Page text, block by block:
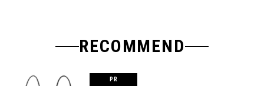
RECOMMEND